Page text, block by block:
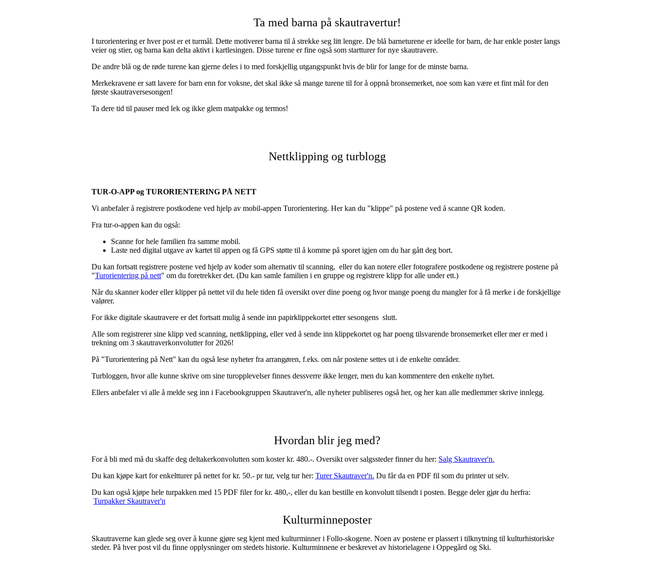
Ta med barna på skautravertur!
I turorientering er hver post er et turmål. Dette motiverer barna til å strekke seg litt lengre. De blå barneturene er ideelle for barn, de har enkle poster langs
veier og stier, og barna kan delta aktivt i kartlesingen. Disse turene er fine også som startturer for nye skautravere.
De andre blå og de røde turene kan gjerne deles i to med forskjellig utgangspunkt hvis de blir for lange for de minste barna.
Merkekravene er satt lavere for barn enn for voksne, det skal ikke så mange turene til for å oppnå bronsemerket, noe som kan være et fint mål for den
første skautraversesongen!
Ta dere tid til pauser med lek og ikke glem matpakke og termos!
Nettklipping og turblogg
TUR-O-APP og TURORIENTERING PÅ NETT
Vi anbefaler å registrere postkodene ved hjelp av mobil-appen Turorientering. Her kan du "klippe" på postene ved å scanne QR koden.
Fra tur-o-appen kan du også:
Scanne for hele familien fra samme mobil.
Laste ned digital utgave av kartet til appen og få GPS støtte til å komme på sporet igjen om du har gått deg bort.
Du kan fortsatt registrere postene ved hjelp av koder som alternativ til scanning, eller du kan notere eller fotografere postkodene og registrere postene på
"Turorientering på nett" om du foretrekker det. (Du kan samle familien i en gruppe og registrere klipp for alle under ett.)
Når du skanner koder eller klipper på nettet vil du hele tiden få oversikt over dine poeng og hvor mange poeng du mangler for å få merke i de forskjellige
valører.
For ikke digitale skautravere er det fortsatt mulig å sende inn papirklippekortet etter sesongens slutt.
Alle som registrerer sine klipp ved scanning, nettklipping, eller ved å sende inn klippekortet og har poeng tilsvarende bronsemerket eller mer er med i
trekning om 3 skautraverkonvolutter for 2026!
På "Turorientering på Nett" kan du også lese nyheter fra arrangøren, f.eks. om når postene settes ut i de enkelte områder.
Turbloggen, hvor alle kunne skrive om sine turopplevelser finnes dessverre ikke lenger, men du kan kommentere den enkelte nyhet.
Ellers anbefaler vi alle å melde seg inn i Facebookgruppen Skautraver'n, alle nyheter publiseres også her, og her kan alle medlemmer skrive innlegg.
Hvordan blir jeg med?
For å bli med må du skaffe deg deltakerkonvolutten som koster kr. 480.-. Oversikt over salgssteder finner du her: Salg Skautraver'n.
Du kan kjøpe kart for enkeltturer på nettet for kr. 50.- pr tur, velg tur her: Turer Skautraver'n. Du får da en PDF fil som du printer ut selv.
Du kan også kjøpe hele turpakken med 15 PDF filer for kr. 480,-, eller du kan bestille en konvolutt tilsendt i posten. Begge deler gjør du herfra:
Turpakker Skautraver'n
Kulturminneposter
Skautraverne kan glede seg over å kunne gjøre seg kjent med kulturminner i Follo-skogene. Noen av postene er plassert i tilknytning til kulturhistoriske
steder. På hver post vil du finne opplysninger om stedets historie. Kulturminnene er beskrevet av historielagene i Oppegård og Ski.